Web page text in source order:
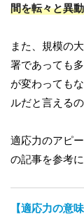
間を転々と異
また、規模の
署であっても
が変わっても
ルだと言えるの
適応力のアピ
の記事を参考
【適応力の意